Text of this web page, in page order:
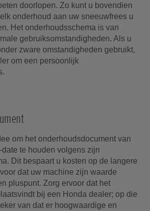
doorlopen. Zo kunt u bovendien
onderhoud aan uw sneeuwfrees u
Het onderhoudsschema is van
gebruiksomstandigheden. Als u
zware omstandigheden gebruikt,
om een persoonlijk
om het onderhoudsdocument van
te houden volgens zijn
Dit bespaart u kosten op de langere
dat uw machine zijn waarde
pluspunt. Zorg ervoor dat het
bij een Honda dealer; op die
van dat er hoogwaardige en